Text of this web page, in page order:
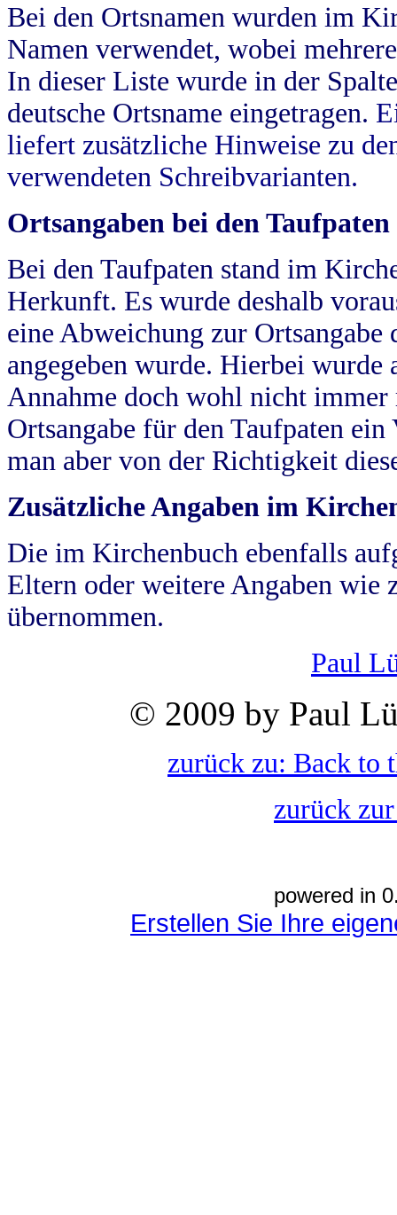
Bei den Ortsnamen wurden im
Namen verwendet, wobei
In dieser Liste wurde in der
deutsche Ortsname eingetragen.
liefert zusätzliche Hinweise zu
verwendeten Schreibvarianten.
Ortsangaben bei den Taufpaten
Bei den Taufpaten stand im
Herkunft. Es wurde deshalb
eine Abweichung zur
angegeben wurde. Hierbei wurde
Annahme doch wohl nicht
Ortsangabe für den Taufpaten
man aber von der Richtigkeit
Zusätzliche Angaben im
Die im Kirchenbuch ebenfalls
Eltern oder weitere Angaben wie
übernommen.
Paul
© 2009 by Paul
zurück zu: Back to
zurück
powered in
Erstellen Sie Ihre